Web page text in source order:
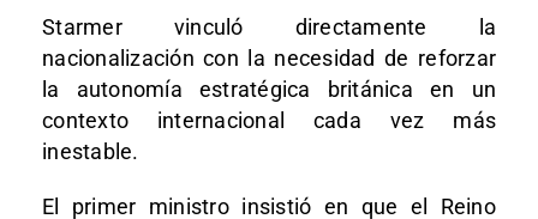
Starmer vinculó directamente la
nacionalización con la necesidad de reforzar
la autonomía estratégica británica en un
contexto internacional cada vez más
inestable.
El primer ministro insistió en que el Reino